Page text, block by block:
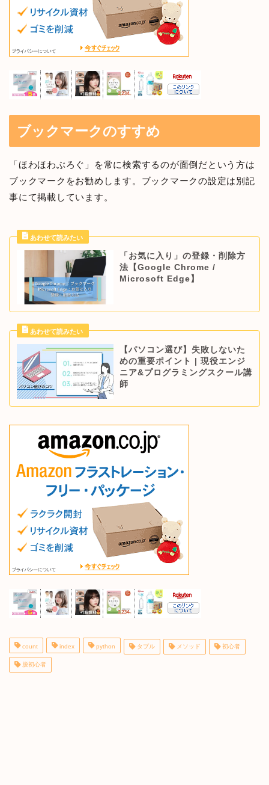
ブックマークのすすめ
「ほわほわぶろぐ」を常に検索するのが面倒だという方は
ブックマークをお勧めします。ブックマークの設定は別記
事にて掲載しています。
「お気に入り」の登録・削除方
法【Google Chrome /
Microsoft Edge】
【パソコン選び】失敗しないた
めの重要ポイント | 現役エンジ
ニア&プログラミングスクール講
師
count index python タプル メソッド 初心者
脱初心者